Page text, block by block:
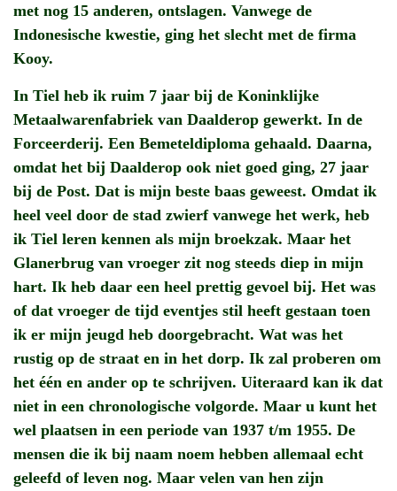
met nog 15 anderen, ontslagen. Vanwege de
Indonesische kwestie, ging het slecht met de firma
Kooy.
In Tiel heb ik ruim 7 jaar bij de Koninklijke
Metaalwarenfabriek van Daalderop gewerkt. In de
Forceerderij. Een Bemeteldiploma gehaald. Daarna,
omdat het bij Daalderop ook niet goed ging, 27 jaar
bij de Post. Dat is mijn beste baas geweest. Omdat ik
heel veel door de stad zwierf vanwege het werk, heb
ik Tiel leren kennen als mijn broekzak. Maar het
Glanerbrug van vroeger zit nog steeds diep in mijn
hart. Ik heb daar een heel prettig gevoel bij. Het was
of dat vroeger de tijd eventjes stil heeft gestaan toen
ik er mijn jeugd heb doorgebracht. Wat was het
rustig op de straat en in het dorp. Ik zal proberen om
het één en ander op te schrijven. Uiteraard kan ik dat
niet in een chronologische volgorde. Maar u kunt het
wel plaatsen in een periode van 1937 t/m 1955. De
mensen die ik bij naam noem hebben allemaal echt
geleefd of leven nog. Maar velen van hen zijn